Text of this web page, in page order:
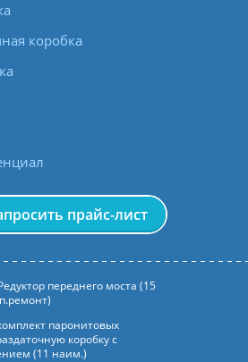
коробка
прайс-лист
переднего моста (15
паронитовых
коробку с
(11 наим.)